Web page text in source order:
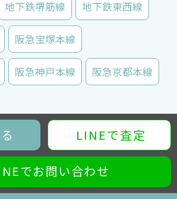
地下鉄堺筋線 地下鉄東西線
阪急宝塚本線
阪急神戸本線 阪急京都本線
LINEで査定
でお問い合わせ